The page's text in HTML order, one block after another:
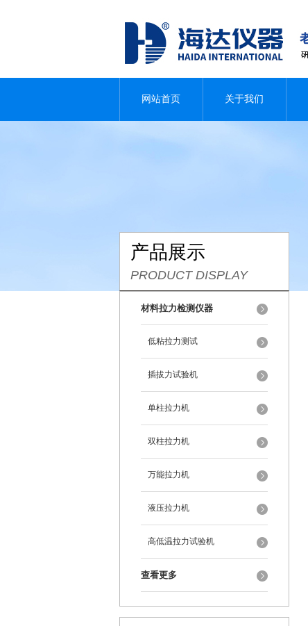
网站首页 关于我们
产品展示
PRODUCT DISPLAY
材料拉力检测仪器
低粘拉力测试
插拔力试验机
单柱拉力机
双柱拉力机
万能拉力机
液压拉力机
高低温拉力试验机
查看更多